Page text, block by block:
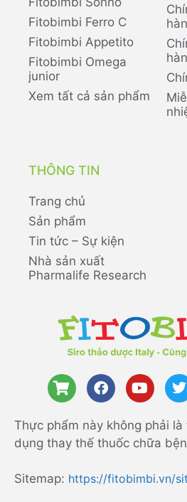
Fitobimbi Ferro C
Fitobimbi Appetito
Fitobimbi Omega
junior
Xem tất cả sản phẩm
THÔNG TIN
Trang chủ
Sản phẩm
Tin tức – Sự kiện
Nhà sản xuất
Pharmalife Research
Thực phẩm này không phải
dụng thay thế thuốc chữa
Sitemap: https://fitobimbi.vn/